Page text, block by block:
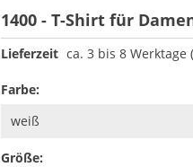
1400 - T-Shirt für
Lieferzeit ca. 3 bis 8
Farbe:
Größe: